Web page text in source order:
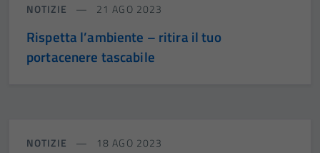
NOTIZIE 21 AGO 2023
Rispetta l’ambiente – ritira il tuo
portacenere tascabile
NOTIZIE 18 AGO 2023